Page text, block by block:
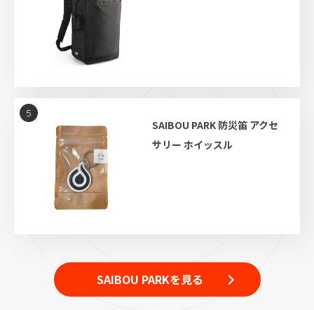
SAIBOU PARK 防災笛 アクセ
サリー ホイッスル
5
SAIBOU PARKを見る